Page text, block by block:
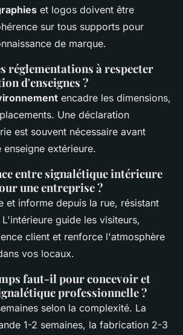
et logos doivent être
sur tous supports pour
de marque.
réglementations à respecter
d'enseignes ?
encadre les dimensions,
Une déclaration
est souvent nécessaire avant
extérieure.
entre signalétique intérieure
une entreprise ?
et informe depuis la rue, résistant
guide les visiteurs,
client et renforce l'atmosphère
vos locaux.
faut-il pour concevoir et
professionnelle ?
selon la complexité. La
1-2 semaines, la fabrication 2-3